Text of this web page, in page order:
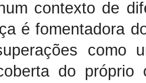
contexto de
é fomentadora
como
do